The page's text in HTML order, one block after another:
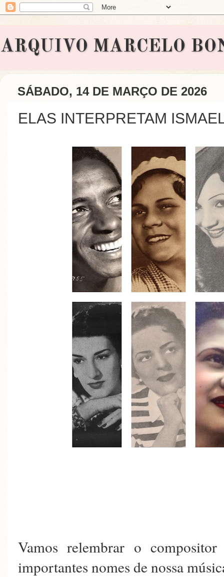
ARQUIVO MARCELO
SÁBADO, 14 DE MARÇO DE 2026
ELAS INTERPRETAM
Vamos relembrar o
importantes nomes de nossa